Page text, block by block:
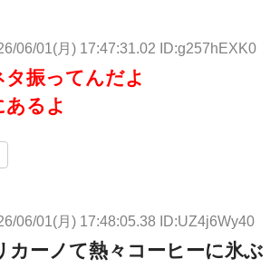
06/01(月) 17:47:31.02 ID:g257hEXK0
振ってんだよ
るよ
06/01(月) 17:48:05.38 ID:UZ4j6Wy40
カーノて熱々コーヒーに氷ぶ